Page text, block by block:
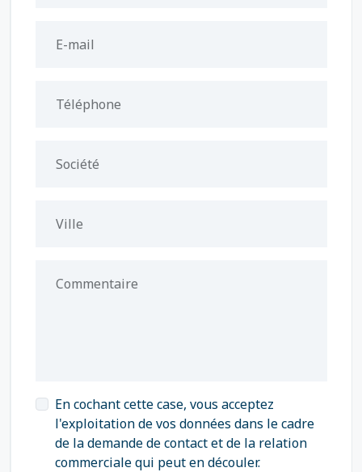
E-mail
Téléphone
Société
Ville
Commentaire
En cochant cette case, vous acceptez
l'exploitation de vos données dans le cadre
de la demande de contact et de la relation
commerciale qui peut en découler.